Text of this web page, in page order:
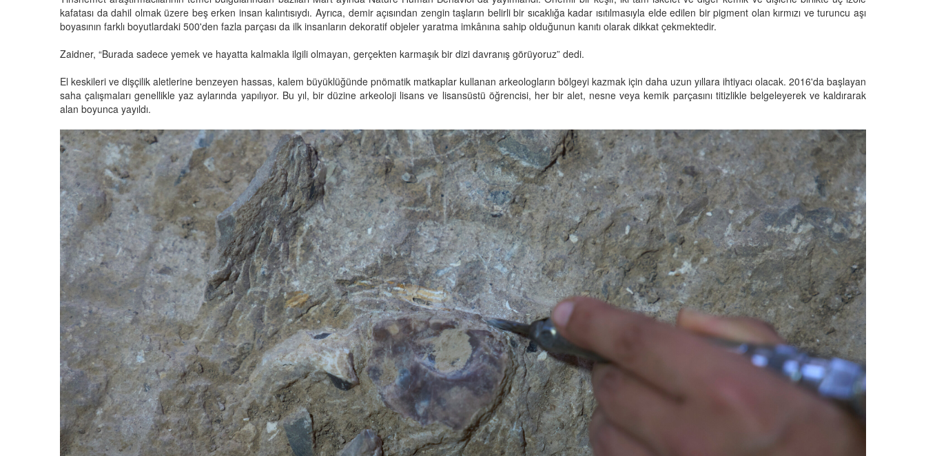
kafatası da dahil olmak üzere beş erken insan kalıntısıydı. Ayrıca, demir açısından zengin taşların belirli bir sıcaklığa kadar ısıtılmasıyla elde edilen bir pigment olan kırmızı ve turuncu aşı
boyasının farklı boyutlardaki 500'den fazla parçası da ilk insanların dekoratif objeler yaratma imkânına sahip olduğunun kanıtı olarak dikkat çekmektedir.
Zaidner, “Burada sadece yemek ve hayatta kalmakla ilgili olmayan, gerçekten karmaşık bir dizi davranış görüyoruz” dedi.
El keskileri ve dişçilik aletlerine benzeyen hassas, kalem büyüklüğünde pnömatik matkaplar kullanan arkeologların bölgeyi kazmak için daha uzun yıllara ihtiyacı olacak. 2016'da başlayan
saha çalışmaları genellikle yaz aylarında yapılıyor. Bu yıl, bir düzine arkeoloji lisans ve lisansüstü öğrencisi, her bir alet, nesne veya kemik parçasını titizlikle belgeleyerek ve kaldırarak
alan boyunca yayıldı.